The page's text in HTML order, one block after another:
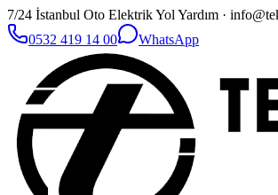
7/24 İstanbul Oto Elektrik Yol Yardım ·
0532 419 14 00
WhatsApp